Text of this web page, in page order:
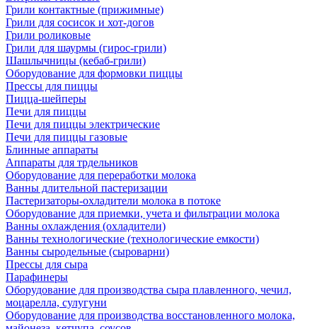
Грили контактные (прижимные)
Грили для сосисок и хот-догов
Грили роликовые
Грили для шаурмы (гирос-грили)
Шашлычницы (кебаб-грили)
Оборудование для формовки пиццы
Прессы для пиццы
Пицца-шейперы
Печи для пиццы
Печи для пиццы электрические
Печи для пиццы газовые
Блинные аппараты
Аппараты для трдельников
Оборудование для переработки молока
Ванны длительной пастеризации
Пастеризаторы-охладители молока в потоке
Оборудование для приемки, учета и фильтрации молока
Ванны охлаждения (охладители)
Ванны технологические (технологические емкости)
Ванны сыродельные (сыроварни)
Прессы для сыра
Парафинеры
Оборудование для производства сыра плавленного, чечил,
моцарелла, сулугуни
Оборудование для производства восстановленного молока,